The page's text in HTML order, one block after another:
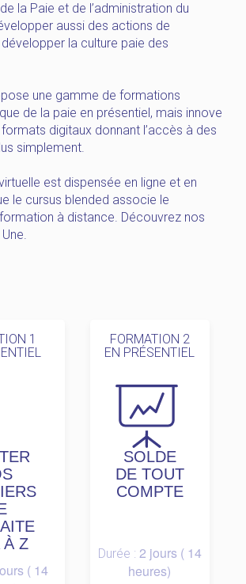
la Paie et de l’administration du
aussi des actions de
la culture paie des
une gamme de formations
de la paie en présentiel, mais innove
digitaux donnant l’accès à des
simplement.
est dispensée en ligne et en
le cursus blended associe le
à distance. Découvrez nos
1
À Z
( 14
FORMATION 2
EN PRÉSENTIEL
SOLDE
DE TOUT
COMPTE
Durée : 2 jours ( 14
heures)